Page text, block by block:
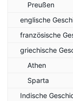
Preußen
englische
französische
griechische
Athen
Sparta
Indische